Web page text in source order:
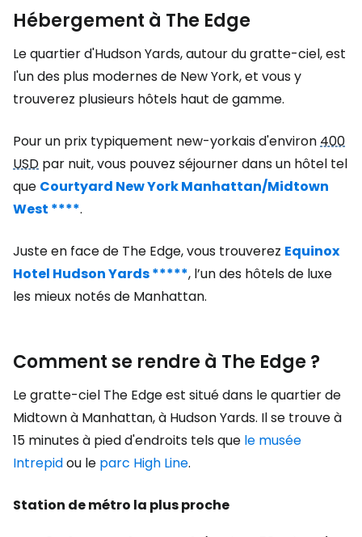
Hébergement à The Edge
Le quartier d'Hudson Yards, autour du gratte-ciel, est
l'un des plus modernes de New York, et vous y
trouverez plusieurs hôtels haut de gamme.
Pour un prix typiquement new-yorkais d'environ400
USD par nuit, vous pouvez séjourner dans un hôtel tel
que Courtyard New York Manhattan/Midtown
West ****.
Juste en face de The Edge, vous trouverez Equinox
Hotel Hudson Yards *****, l’un des hôtels de luxe
les mieux notés de Manhattan.
Comment se rendre à The Edge ?
Le gratte-ciel The Edge est situé dans le quartier de
Midtown à Manhattan, à Hudson Yards. Il se trouve à
15 minutes à pied d'endroits tels que le musée
Intrepidou le parc High Line.
Station de métro la plus proche